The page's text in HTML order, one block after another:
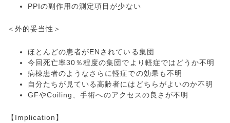
PPIの副作用の測定項目が少ない
＜外的妥当性＞
ほとんどの患者がENされている集団
今回死亡率30％程度の集団でより軽症ではどうか不明
病棟患者のようなさらに軽症での効果も不明
自分たちが見ている高齢者にはどちらがよいのか不明
GFやCoiling、手術へのアクセスの良さが不明
【Implication】